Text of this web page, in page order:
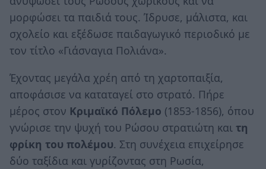
μορφώσει τα παιδιά τους. Ίδρυσε, μάλιστα, και
σχολείο και εξέδωσε παιδαγωγικό περιοδικό με
τον τίτλο «Γιάσναγια Πολιάνα».
Έχοντας μεγάλα χρέη από τη χαρτοπαιξία,
αποφάσισε να καταταγεί στο στρατό. Πήρε
μέρος στον Κριμαϊκό Πόλεμο (1853-1856), όπου
γνώρισε την ψυχή του Ρώσου στρατιώτη και τη
φρίκη του πολέμου. Στη συνέχεια επιχείρησε
δύο ταξίδια και γυρίζοντας στη Ρωσία,